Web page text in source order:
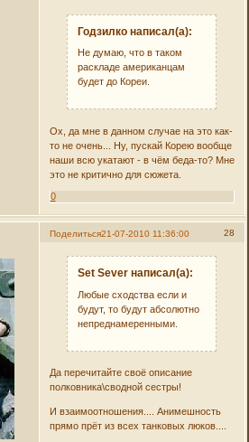
Годзилко написал(а):
Не думаю, что в таком
раскладе американцам
будет до Кореи.
Ох, да мне в данном случае на это как-
то не очень... Ну, пускай Корею вообще
наши всю укатают - в чём беда-то? Мне
это не критично для сюжета.
0
Поделиться 28
21-07-2010 11:36:00
Set Sever написал(а):
Любые сходства если и
будут, то будут абсолютно
непреднамеренными.
Да перечитайте своё описание
полковника\сводной сестры!
И взаимоотношения.... Анимешность
прямо прёт из всех танковых люков....